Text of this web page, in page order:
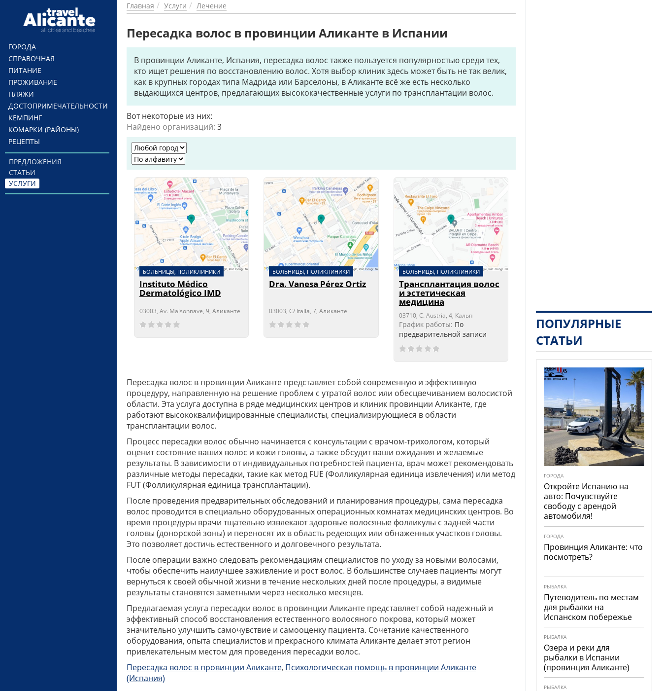
Перейти к основному содержанию
ГОРОДА
СПРАВОЧНАЯ
ПИТАНИЕ
ПРОЖИВАНИЕ
ПЛЯЖИ
ДОСТОПРИМЕЧАТЕЛЬНОСТИ
КЕМПИНГ
КОМАРКИ (РАЙОНЫ)
РЕЦЕПТЫ
ПРЕДЛОЖЕНИЯ
СТАТЬИ
УСЛУГИ
Главная Услуги Лечение
Пересадка волос в провинции Аликанте в Испании
В провинции Аликанте, Испания, пересадка волос также пользуется популярностью среди тех,
кто ищет решения по восстановлению волос. Хотя выбор клиник здесь может быть не так велик,
как в крупных городах типа Мадрида или Барселоны, в Аликанте всё же есть несколько
выдающихся центров, предлагающих высококачественные услуги по трансплантации волос.
Вот некоторые из них:
Найдено организаций: 3
БОЛЬНИЦЫ, ПОЛИКЛИНИКИ
Instituto Médico
Dermatológico IMD
03003, Av. Maisonnave, 9, Аликанте
Сейчас открыто!
Сейчас закрыто!
БОЛЬНИЦЫ, ПОЛИКЛИНИКИ
Dra. Vanesa Pérez Ortiz
03003, C/ Italia, 7, Аликанте
Сейчас открыто!
Сейчас закрыто!
БОЛЬНИЦЫ, ПОЛИКЛИНИКИ
Трансплантация волос
и эстетическая
медицина
03710, C. Austria, 4, Кальп
График работы: По
предварительной записи
Пересадка волос в провинции Аликанте представляет собой современную и эффективную
процедуру, направленную на решение проблем с утратой волос или обесцвечиванием волосистой
области. Эта услуга доступна в ряде медицинских центров и клиник провинции Аликанте, где
работают высококвалифицированные специалисты, специализирующиеся в области
трансплантации волос.
Процесс пересадки волос обычно начинается с консультации с врачом-трихологом, который
оценит состояние ваших волос и кожи головы, а также обсудит ваши ожидания и желаемые
результаты. В зависимости от индивидуальных потребностей пациента, врач может рекомендовать
различные методы пересадки, такие как метод FUE (Фолликулярная единица извлечения) или метод
FUT (Фолликулярная единица трансплантации).
После проведения предварительных обследований и планирования процедуры, сама пересадка
волос проводится в специально оборудованных операционных комнатах медицинских центров. Во
время процедуры врачи тщательно извлекают здоровые волосяные фолликулы с задней части
головы (донорской зоны) и переносят их в область редеющих или обнаженных участков головы.
Это позволяет достичь естественного и долговечного результата.
После операции важно следовать рекомендациям специалистов по уходу за новыми волосами,
чтобы обеспечить наилучшее заживление и рост волос. В большинстве случаев пациенты могут
вернуться к своей обычной жизни в течение нескольких дней после процедуры, а видимые
результаты становятся заметными через несколько месяцев.
Предлагаемая услуга пересадки волос в провинции Аликанте представляет собой надежный и
эффективный способ восстановления естественного волосяного покрова, который может
значительно улучшить самочувствие и самооценку пациента. Сочетание качественного
оборудования, опыта специалистов и прекрасного климата Аликанте делает этот регион
привлекательным местом для проведения пересадки волос.
Пересадка волос в провинции Аликанте, Психологическая помощь в провинции Аликанте
(Испания)
ПОПУЛЯРНЫЕ
СТАТЬИ
ГОРОДА
Откройте Испанию на
авто: Почувствуйте
свободу с арендой
автомобиля!
ГОРОДА
Провинция Аликанте: что
посмотреть?
РЫБАЛКА
Путеводитель по местам
для рыбалки на
Испанском побережье
РЫБАЛКА
Озера и реки для
рыбалки в Испании
(провинция Аликанте)
РЫБАЛКА